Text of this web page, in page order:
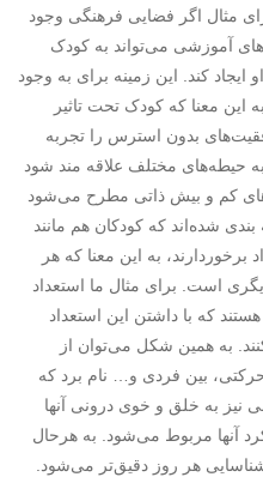
مثال اگر فضایی فرهنگی وجود
آموزشی می‌تواند به کودک
کند. این زمینه برای به وجود
معنا که کودک تحت تاثیر
بدون استرس را تجربه
به حیطه‌های مختلف علاقه مند شود
کم و بیش ذاتی مطرح می‌شود
شده‌اند که کودکان هم مانند
برخوردارند، به این معنا که هر
است. برای مثال ما استعداد
که با داشتن این استعداد
به همین شکل می‌توان از
بین فردی و… نام برد که
نیز به خلق و خوی درونی آنها
آنها مربوط می‌شود. به هرحال
هر روز دقیق‌تر می‌شود.